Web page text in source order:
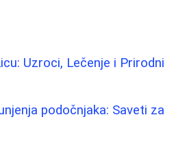
Uzroci, Lečenje i Prirodni
podočnjaka: Saveti za